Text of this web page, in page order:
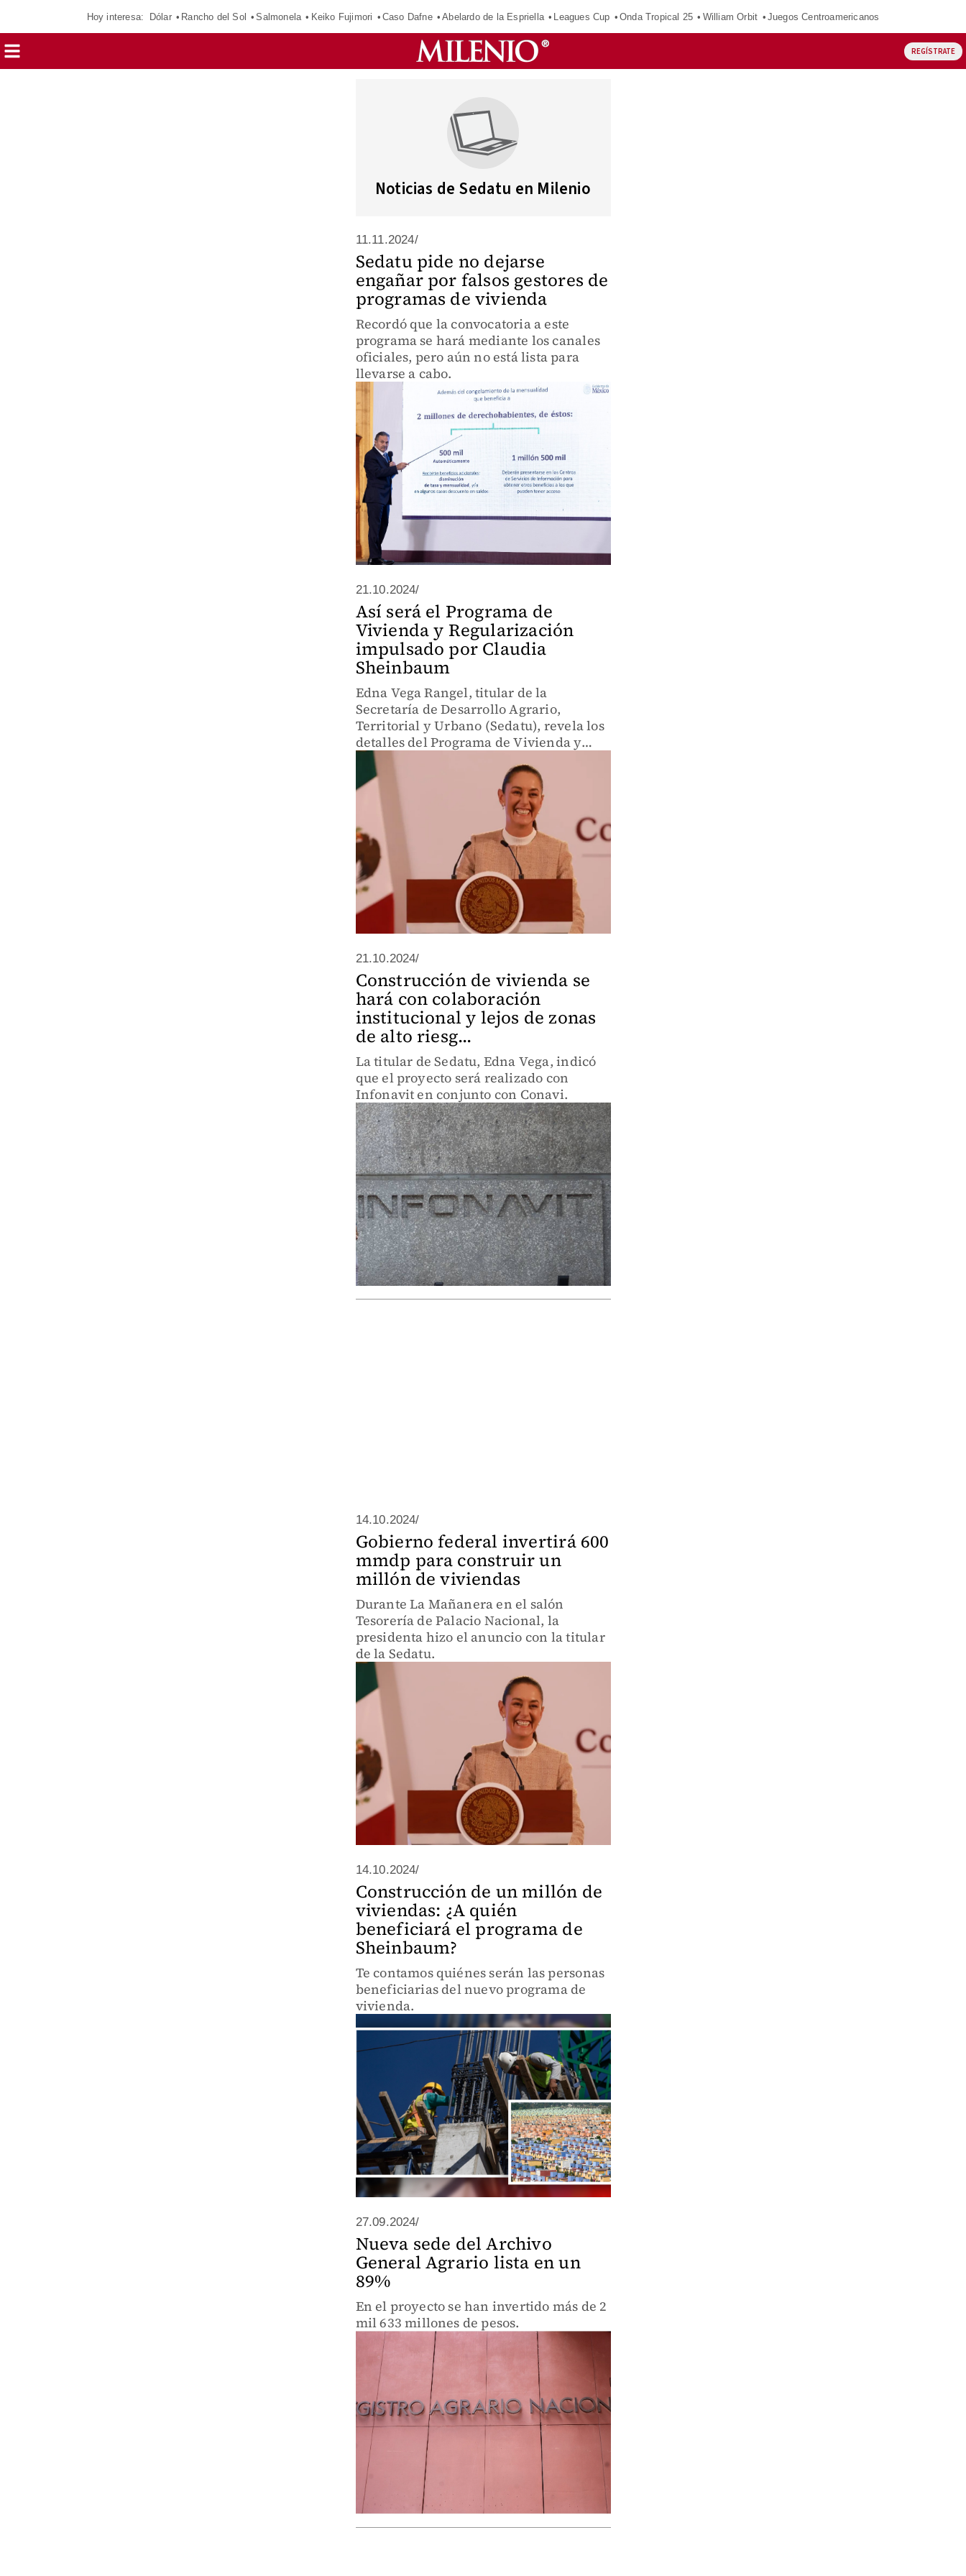
Hoy interesa: Dólar Rancho del Sol Salmonela Keiko Fujimori Caso Dafne Abelardo de la Espriella Leagues Cup Onda Tropical 25 William Orbit Juegos Centroamericanos
REGÍSTRATE
Noticias de Sedatu en Milenio
11.11.2024/
Sedatu pide no dejarse
engañar por falsos gestores de
programas de vivienda
Recordó que la convocatoria a este
programa se hará mediante los canales
oficiales, pero aún no está lista para
llevarse a cabo.
21.10.2024/
Así será el Programa de
Vivienda y Regularización
impulsado por Claudia
Sheinbaum
Edna Vega Rangel, titular de la
Secretaría de Desarrollo Agrario,
Territorial y Urbano (Sedatu), revela los
detalles del Programa de Vivienda y
Regularización presentado por la
presidenta Claudia Sheinbaum.
21.10.2024/
Construcción de vivienda se
hará con colaboración
institucional y lejos de zonas
de alto riesg...
La titular de Sedatu, Edna Vega, indicó
que el proyecto será realizado con
Infonavit en conjunto con Conavi.
14.10.2024/
Gobierno federal invertirá 600
mmdp para construir un
millón de viviendas
Durante La Mañanera en el salón
Tesorería de Palacio Nacional, la
presidenta hizo el anuncio con la titular
de la Sedatu.
14.10.2024/
Construcción de un millón de
viviendas: ¿A quién
beneficiará el programa de
Sheinbaum?
Te contamos quiénes serán las personas
beneficiarias del nuevo programa de
vivienda.
27.09.2024/
Nueva sede del Archivo
General Agrario lista en un
89%
En el proyecto se han invertido más de 2
mil 633 millones de pesos.